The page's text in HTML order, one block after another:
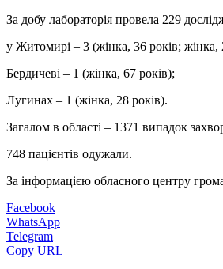
За добу лабораторія провела 229
у Житомирі – 3 (жінка, 36 років; жінка,
Бердичеві – 1 (жінка, 67 років);
Лугинах – 1 (жінка, 28 років).
Загалом в області – 1371 випадок
748 пацієнтів одужали.
За інформацією обласного центру
Facebook
WhatsApp
Telegram
Copy URL